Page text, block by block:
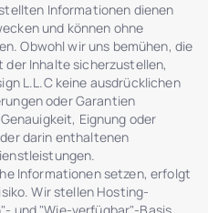
Informationen dienen
und können ohne
Obwohl wir uns bemühen, die
der Inhalte sicherzustellen,
L.L.C keine ausdrücklichen
oder Garantien
Eignung oder
darin enthaltenen
Informationen setzen, erfolgt
Wir stellen Hosting-